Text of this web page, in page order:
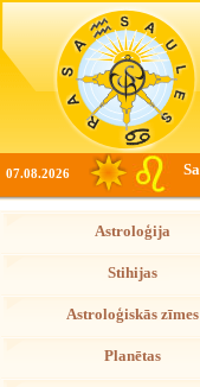
07.08.2026
Astroloģija
Stihijas
Astroloģiskās zīmes
Planētas